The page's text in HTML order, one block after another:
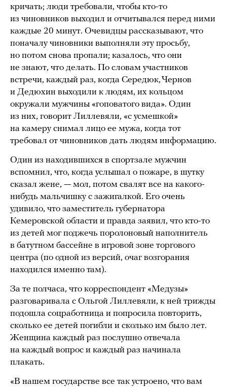
кричать; люди требовали, чтобы кто-то
из чиновников выходил и отчитывался перед ними
каждые 20 минут. Очевидцы рассказывают, что
поначалу чиновники выполняли эту просьбу,
но потом снова пропали; казалось, что они
не знают, что делать. По словам участников
встречи, каждый раз, когда Середюк, Чернов
и Дедюхин выходили к людям, их кольцом
окружали мужчины «гоповатого вида». Один
из них, говорит Лиллевяли, «с усмешкой»
на камеру снимал лицо ее мужа, когда тот
требовал от чиновников дать людям информацию.
Один из находившихся в спортзале мужчин
вспомнил, что, когда услышал о пожаре, в шутку
сказал жене, — мол, потом свалят все на какого-
нибудь мальчишку с зажигалкой. Его очень
удивило, что заместитель губернатора
Кемеровской области и правда заявил, что кто-то
из детей мог поджечь поролоновый наполнитель
в батутном бассейне в игровой зоне торгового
центра (по одной из версий, очаг возгорания
находился именно там).
За те полчаса, что корреспондент «Медузы»
разговаривала с Ольгой Лиллевяли, к ней трижды
подошла соцработница и попросила повторить,
сколько ее детей погибли и сколько им было лет.
Женщина каждый раз послушно отвечала
на каждый вопрос и каждый раз начинала
плакать.
«В нашем государстве все так устроено, что вам